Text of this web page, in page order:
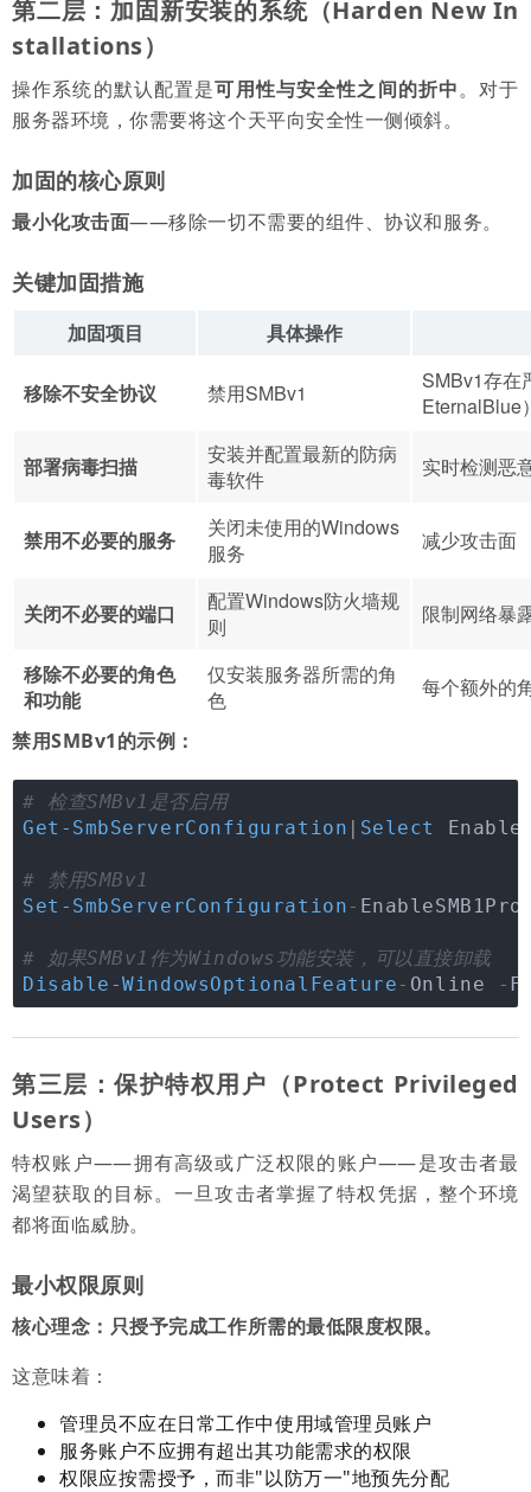
第二层：加固新安装的系统（Harden New In
stallations）
操作系统的默认配置是可用性与安全性之间的折中。对于
服务器环境，你需要将这个天平向安全性一侧倾斜。
加固的核心原则
最小化攻击面——移除一切不需要的组件、协议和服务。
关键加固措施
加固项目 具体操作
移除不安全协议 禁用SMBv1
SMBv1存在
EternalBlue
部署病毒扫描
安装并配置最新的防病
毒软件
实时检测恶
禁用不必要的服务
关闭未使用的Windows
服务
减少攻击面
关闭不必要的端口
配置Windows防火墙规
则
限制网络暴
移除不必要的角色
和功能
仅安装服务器所需的角
色
每个额外的
禁用SMBv1的示例：
# 检查SMBv1是否启用
Get-SmbServerConfiguration | Select
# 禁用SMBv1
Set-SmbServerConfiguration-
# 如果SMBv1作为Windows功能安装，可以直接卸载
Disable-WindowsOptionalFeature- Online -
第三层：保护特权用户（Protect Privileged
Users）
特权账户——拥有高级或广泛权限的账户——是攻击者最
渴望获取的目标。一旦攻击者掌握了特权凭据，整个环境
都将面临威胁。
最小权限原则
核心理念：只授予完成工作所需的最低限度权限。
这意味着：
管理员不应在日常工作中使用域管理员账户
服务账户不应拥有超出其功能需求的权限
权限应按需授予，而非"以防万一"地预先分配